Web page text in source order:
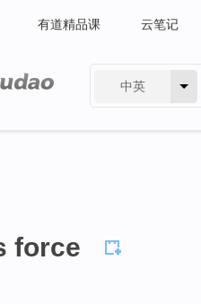
有道精品课 云笔记
中英
force